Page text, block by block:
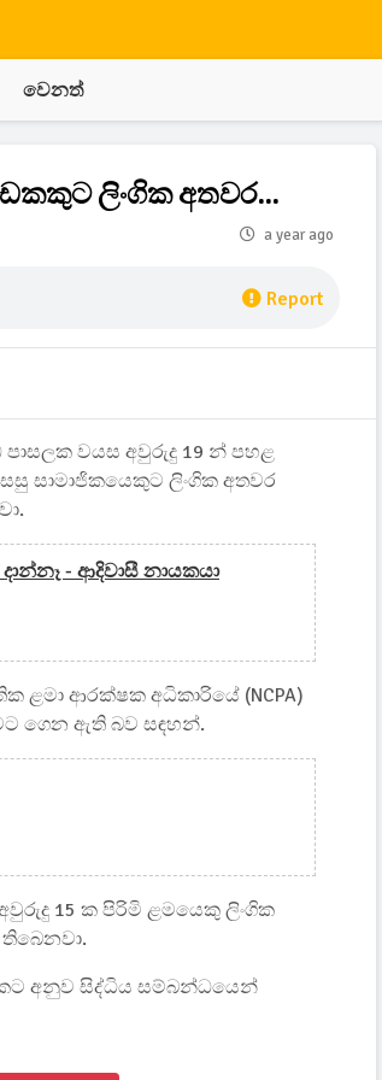
වෙනත්
ලිංගික අතවර...
a year ago
Report
වයස අවුරුදු 19 න් පහළ
සාමාජිකයෙකුට ලිංගික අතවර
- ආදිවාසී නායකයා
ආරක්ෂක අධිකාරියේ (NCPA)
ගෙන ඇති බව සඳහන්.
අවුරුදු 15 ක පිරිමි ළමයෙකු ලිංගික
අනුව සිද්ධිය සම්බන්ධයෙන්